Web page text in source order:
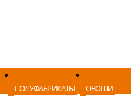
ПОЛУФАБРИКАТЫ ОВОЩИ